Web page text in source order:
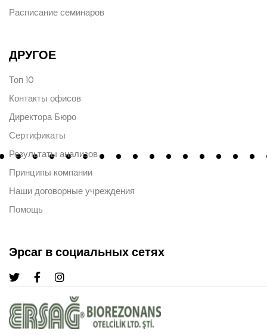
Расписание семинаров
ДРУГОЕ
Топ 10
Контакты офисов
Директора Бюро
Сертификаты
Результаты анализов
Принципы компании
Наши договорные учреждения
Помощь
Эрсаг в социальных сетях